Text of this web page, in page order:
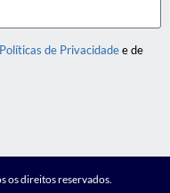
Políticas de Privacidadee de
os direitos reservados.